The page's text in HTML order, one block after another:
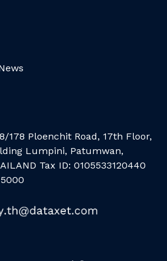
178 Ploenchit Road, 17th Floor,
Lumpini, Patumwan,
Tax ID: 0105533120440